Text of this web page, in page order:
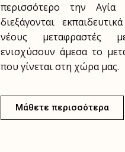
περισσότερο την Αγία
διεξάγονται
νέους μεταφραστές
ενισχύσουν άμεσα το
που γίνεται στη χώρα μας.
Μάθετε περισσότερα